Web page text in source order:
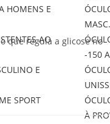
HOMENS E
AO
E
SPORT
-150
À
que regula a glicose no